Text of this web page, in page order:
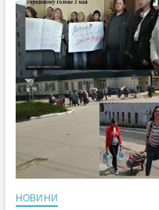
Лисичанске
три
дня
не
было
воды!
Что
сделали
депутаты,
мэр
и
директор
водоканала?
НОВИНИ